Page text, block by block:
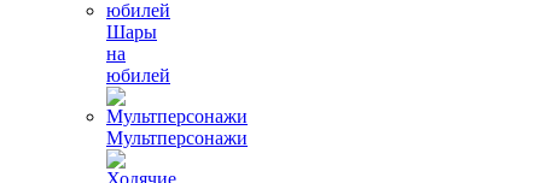
Шары
на
юбилей
Мультперсонажи